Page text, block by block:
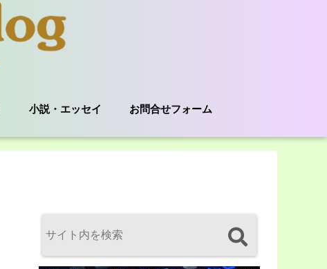
小説・エッセイ お問合せフォーム